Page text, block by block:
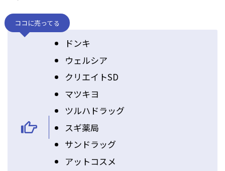
ココに売ってる
ドンキ
ウェルシア
クリエイトSD
マツキヨ
ツルハドラッグ
スギ薬局
サンドラッグ
アットコスメ